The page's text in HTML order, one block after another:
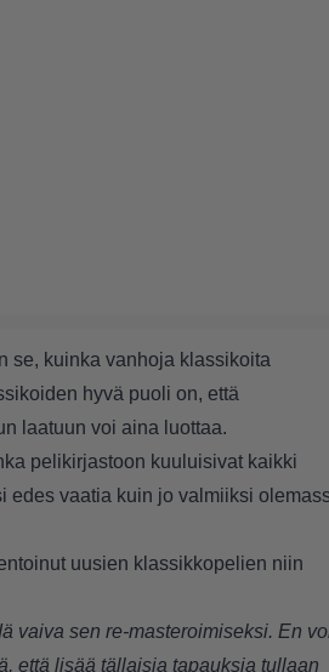
se, kuinka vanhoja klassikoita
hyvä puoli on, että
laatuun voi aina luottaa.
pelikirjastoon kuuluisivat kaikki
edes vaatia kuin jo valmiiksi
uusien klassikkopelien niin
vaiva sen re-masteroimiseksi. En
että lisää tällaisia tapauksia tullaan